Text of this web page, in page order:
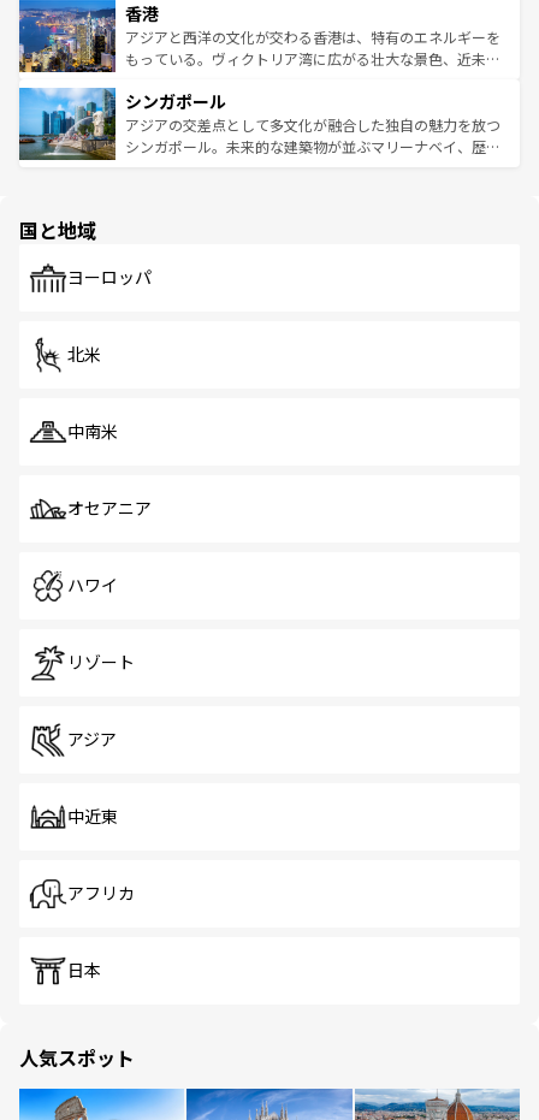
とつ。フォーやバインミー、ベトナムコーヒーなどは、ぜ
ひ現地で味わいたい。どの地域を訪れてもあたたかい人々
が旅行者を迎えてくれるので、きっと忘れられない旅にな
参照してほしい。
の活気が交差している。北部ではチェンマイなどの山岳地
帯で自然と触れ合い、南部ではプーケットやクラビの美し
いビーチでリゾート気分を楽しむことができる。タイ料理
激する。気候は一年中温暖で、どの季節にも異なる楽しみ
が待っている。親しみやすいタイの人々、仏教を中心とし
た文化、そして多様な観光資源が、訪れる旅人を魅了し続
香港
アジアと西洋の文化が交わる香港は、特有のエネルギーを
もっている。ヴィクトリア湾に広がる壮大な景色、近未来
み、どこを訪れても感動するはず。観光スポットが密集し
ており、効率よく見どころを回れるのも魅力。息をのむよ
うな絶景から文化的な体験まで、香港を存分に楽しみ尽く
シンガポール
アジアの交差点として多文化が融合した独自の魅力を放つ
シンガポール。未来的な建築物が並ぶマリーナベイ、歴史
で、ホーカーズは地元の風情を楽しめる外せないスポット
国と地域
ヨーロッパ
北米
中南米
オセアニア
ハワイ
リゾート
アジア
中近東
アフリカ
日本
人気スポット